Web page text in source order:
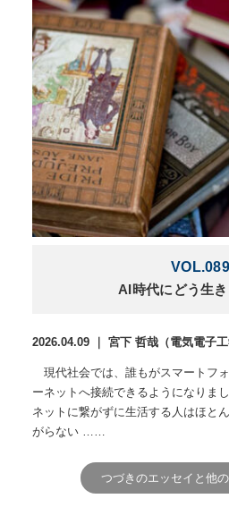
VOL.089
AI時代にどう生
2026.04.09 ｜ 宮下 哲哉（電気電子工
現代社会では、誰もがスマートフ
ーネットへ接続できるようになりま
ネットに繋がずに生活する人はほと
がらない ……
つづきのエッセイと他